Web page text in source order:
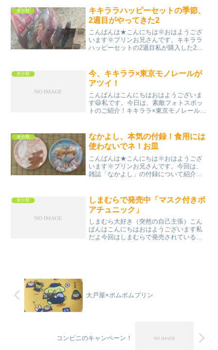
地がタオル布地なんです！...
未分類
キキララハッピーセットの季節、
2週目がやってきた2
こんばんは★こんにちは🌞おはようござ
います🌞プリンお兄さんです。キキララ
ハッピーセットの2週目私が購入した2個
る！）↓組み立て後「キキ＆ララのドリー
ムランド」という...
未分類
今、キキララ×東京モノレールが
アツイ！
こんばんはこんにちはおはようございま
す😃私です。今日は、素敵フォトスポッ
トのご紹介！キキララ×東京モノレールの
が、キキララのアートボードが置いてあ
るだけで、結構華やかな...
未分類
なかよし、本気の付録！食用には
使わないでネ！お皿
こんばんは★こんにちは🌞おはようござ
います🌞プリンお兄さんです。今回は、
雑誌「なかよし」の付録について紹介し
皿なので、醤油入れる皿にしようかと思
いました。そもそも、...
未分類
しまむらで発売中「マスク付きボ
アチュニック」
しまむら大好き（突然の自己主張）こん
ばんはこんにちはおはようございます私
だよ今回はしまむらで発売されているサ
大戸屋×ポムポムプリン
コンビニのキャンペーン！